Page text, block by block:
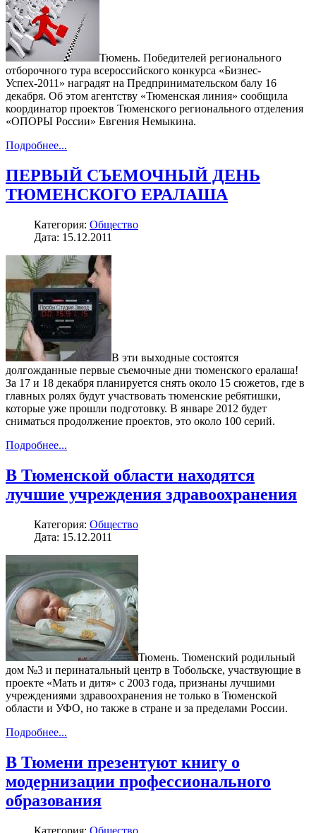
Тюмень. Победителей регионального
отборочного тура всероссийского конкурса «Бизнес-
Успех-2011» наградят на Предпринимательском балу 16
декабря. Об этом агентству «Тюменская линия» сообщила
координатор проектов Тюменского регионального отделения
«ОПОРЫ России» Евгения Немыкина.
Подробнее...
ПЕРВЫЙ СЪЕМОЧНЫЙ ДЕНЬ
ТЮМЕНСКОГО ЕРАЛАША
Категория: Общество
Дата: 15.12.2011
В эти выходные состоятся
долгожданные первые съемочные дни тюменского ералаша!
За 17 и 18 декабря планируется снять около 15 сюжетов, где в
главных ролях будут участвовать тюменские ребятишки,
которые уже прошли подготовку. В январе 2012 будет
сниматься продолжение проектов, это около 100 серий.
Подробнее...
В Тюменской области находятся
лучшие учреждения здравоохранения
Категория: Общество
Дата: 15.12.2011
Тюмень. Тюменский родильный
дом №3 и перинатальный центр в Тобольске, участвующие в
проекте «Мать и дитя» с 2003 года, признаны лучшими
учреждениями здравоохранения не только в Тюменской
области и УФО, но также в стране и за пределами России.
Подробнее...
В Тюмени презентуют книгу о
модернизации профессионального
образования
Категория: Общество